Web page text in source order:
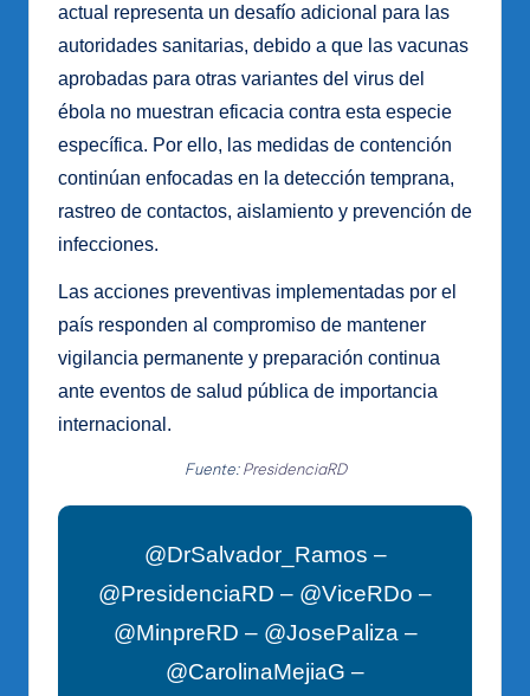
actual representa un desafío adicional para las
autoridades sanitarias, debido a que las vacunas
aprobadas para otras variantes del virus del
ébola no muestran eficacia contra esta especie
específica. Por ello, las medidas de contención
continúan enfocadas en la detección temprana,
rastreo de contactos, aislamiento y prevención de
infecciones.
Las acciones preventivas implementadas por el
país responden al compromiso de mantener
vigilancia permanente y preparación continua
ante eventos de salud pública de importancia
internacional.
Fuente:PresidenciaRD
@DrSalvador_Ramos –
@PresidenciaRD – @ViceRDo –
@MinpreRD – @JosePaliza –
@CarolinaMejiaG –